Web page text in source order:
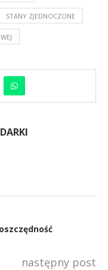
STANY ZJEDNOCZONE
następny post